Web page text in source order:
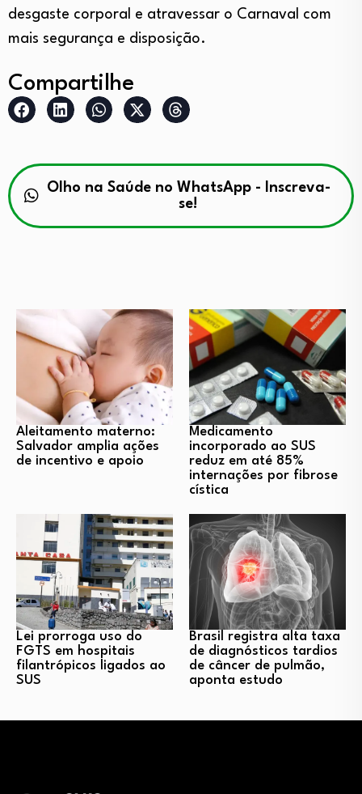
desgaste corporal e atravessar o Carnaval com
mais segurança e disposição.
Compartilhe
Olho na Saúde no WhatsApp - Inscreva-
se!
Aleitamento materno:
Salvador amplia ações
de incentivo e apoio
Medicamento
incorporado ao SUS
reduz em até 85%
internações por fibrose
cística
Lei prorroga uso do
FGTS em hospitais
filantrópicos ligados ao
SUS
Brasil registra alta taxa
de diagnósticos tardios
de câncer de pulmão,
aponta estudo